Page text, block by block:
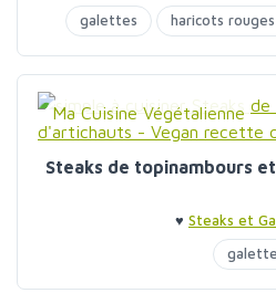
galettes
haricots
Ma Cuisine Végétalienne
Steaks de topinambours
♥ Steaks et